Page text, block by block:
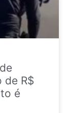
de R$
é